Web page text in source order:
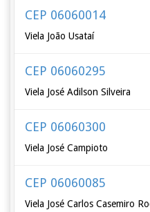
CEP 06060014
Viela João Usataí
CEP 06060295
Viela José Adilson Silveira
CEP 06060300
Viela José Campioto
CEP 06060085
Viela José Carlos Casemiro